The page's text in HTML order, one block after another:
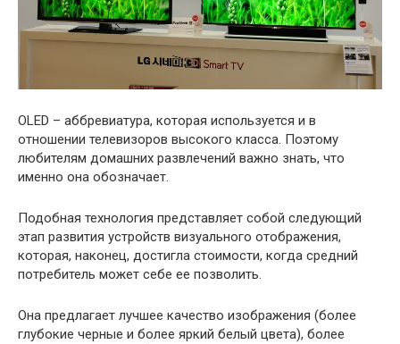
OLED – аббревиатура, которая используется и в
отношении телевизоров высокого класса. Поэтому
любителям домашних развлечений важно знать, что
именно она обозначает.
Подобная технология представляет собой следующий
этап развития устройств визуального отображения,
которая, наконец, достигла стоимости, когда средний
потребитель может себе ее позволить.
Она предлагает лучшее качество изображения (более
глубокие черные и более яркий белый цвета), более